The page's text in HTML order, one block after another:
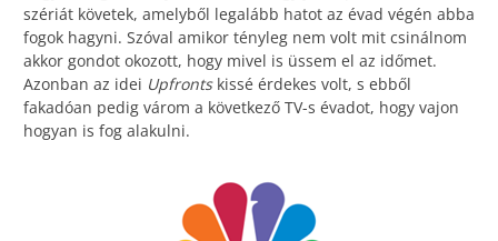
szériát követek, amelyből legalább hatot az évad végén abba
fogok hagyni. Szóval amikor tényleg nem volt mit csinálnom
akkor gondot okozott, hogy mivel is üssem el az időmet.
Azonban az idei Upfrontskissé érdekes volt, s ebből
fakadóan pedig várom a következő TV-s évadot, hogy vajon
hogyan is fog alakulni.